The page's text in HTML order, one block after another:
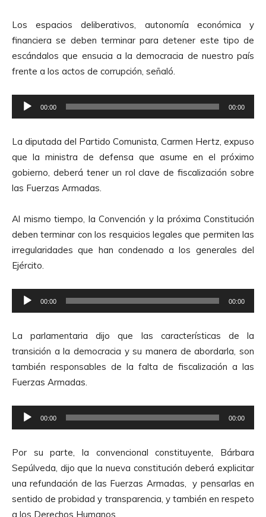
Los espacios deliberativos, autonomía económica y
financiera se deben terminar para detener este tipo de
escándalos que ensucia a la democracia de nuestro país
frente a los actos de corrupción, señaló.
e
r
o
d
u
t
o
r
d
e
d
i
o
00:00 00:00
La diputada del Partido Comunista, Carmen Hertz, expuso
que la ministra de defensa que asume en el próximo
gobierno, deberá tener un rol clave de fiscalización sobre
las Fuerzas Armadas.
Al mismo tiempo, la Convención y la próxima Constitución
deben terminar con los resquicios legales que permiten las
irregularidades que han condenado a los generales del
Ejército.
e
r
o
d
u
c
r
d
e
A
u
00:00 00:00
La parlamentaria dijo que las características de la
transición a la democracia y su manera de abordarla, son
también responsables de la falta de fiscalización a las
Fuerzas Armadas.
e
r
o
d
u
00:00 00:00
Por su parte, la convencional constituyente, Bárbara
Sepúlveda, dijo que la nueva constitución deberá explicitar
una refundación de las Fuerzas Armadas, y pensarlas en
sentido de probidad y transparencia, y también en respeto
a los Derechos Humanos.